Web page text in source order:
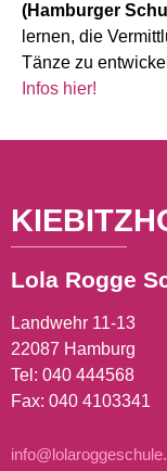
(Hamburger
lernen, die
Tänze zu
Infos hier!
Lola Rogge
Landwehr 11-13
22087 Hamburg
Tel: 040 444568
Fax: 040 4103341